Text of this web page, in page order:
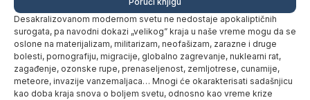
Desakralizovanom modernom svetu ne nedostaje apokaliptičnih
surogata, pa navodni dokazi „velikog” kraja u naše vreme mogu da se
oslone na materijalizam, militarizam, neofašizam, zarazne i druge
bolesti, pornografiju, migracije, globalno zagrevanje, nuklearni rat,
zagađenje, ozonske rupe, prenaseljenost, zemljotrese, cunamije,
meteore, invazije vanzemaljaca… Mnogi će okarakterisati sadašnjicu
kao doba kraja snova o boljem svetu, odnosno kao vreme krize